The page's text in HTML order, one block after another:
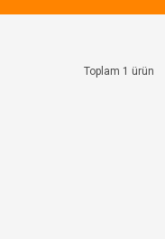
Toplam 1 ürün